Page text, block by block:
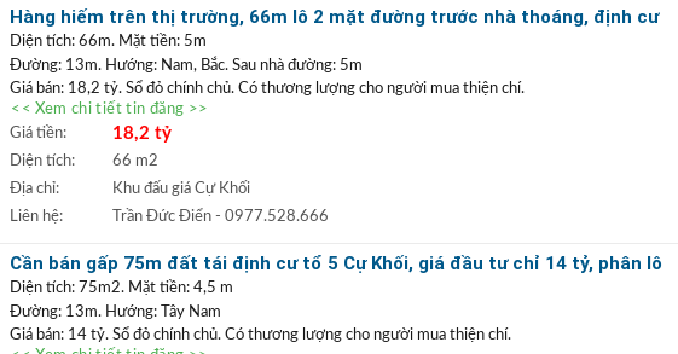
+ Bất động sản TRẦN PHÚ: Nhận mua bán ký gửi nhà đất, hỗ trợ thủ tục pháp lý, vay vốn
ngân hàng lãi suất thấp.
Hàng hiếm trên thị trường, 66m lô 2 mặt đường trước nhà thoáng, định cư
hoặc làm văn phòng rất đẹp
Diện tích: 66m. Mặt tiền: 5m
Đường: 13m. Hướng: Nam, Bắc. Sau nhà đường: 5m
Giá bán: 18,2 tỷ. Sổ đỏ chính chủ. Có thương lượng cho người mua thiện chí.
Vị trí:Đất đấu giá Cự Khối
khuôn viên cây xanh, trung tâm tổ chức thể thao, văn hóa của Long Biên. Vị trí đẹp, thoáng tầm nhìn,
xây tòa văn phòng hoặc định cư lâu dài. Lô đất duy nhất còn sót lại trên thị trường, đất không lỗi
phong thủy, giá hấp dẫn.
+++ Liên hệ xem đấtGỌI NGAY: 0977 528 666
Lâm.
+ Bất động sản TRẦN PHÚ: Nhận mua bán ký gửi nhà đất, hỗ trợ thủ tục pháp lý, vay vốn
ngân hàng lãi suất thấp.
<< Xem chi tiết tin đăng >>
Giá tiền:
18,2 tỷ
Diện tích:
66 m2
Địa chỉ:
Khu đấu giá Cự Khối
Liên hệ:
Trần Đức Điển- 0977.528.666
Cần bán gấp 75m đất tái định cư tổ 5 Cự Khối, giá đầu tư chỉ 14 tỷ, phân lô
vỉa hè
Diện tích: 75m2. Mặt tiền: 4,5 m
Đường: 13m. Hướng: Tây Nam
Giá bán: 14 tỷ. Sổ đỏ chính chủ. Có thương lượng cho người mua thiện chí.